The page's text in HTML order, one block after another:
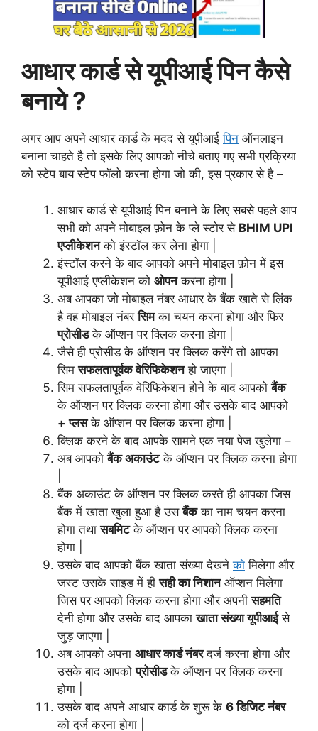
आधार कार्ड से यूपीआई पिन कैसे
बनाये ?
अगर आप अपने आधार कार्ड के मदद से यूपीआईपिन ऑनलाइन
बनाना चाहते है तो इसके लिए आपको नीचे बताए गए सभी प्रक्रिया
को स्टेप बाय स्टेप फॉलो करना होगा जो की, इस प्रकार से है –
आधार कार्ड से यूपीआई पिन बनाने के लिए सबसे पहले आप
सभी को अपने मोबाइल फ़ोन के प्ले स्टोर से BHIM UPI
एप्लीकेशनको इंस्टॉल कर लेना होगा |
इंस्टॉल करने के बाद आपको अपने मोबाइल फ़ोन में इस
यूपीआई एप्लीकेशन को ओपनकरना होगा |
अब आपका जो मोबाइल नंबर आधार के बैंक खाते से लिंक
है वह मोबाइल नंबरसिमका चयन करना होगा और फिर
प्रोसीडके ऑप्शन पर क्लिक करना होगा |
जैसे ही प्रोसीड के ऑप्शन पर क्लिक करेंगे तो आपका
सिमसफलतापूर्वक वेरिफिकेशनहो जाएगा |
सिम सफलतापूर्वक वेरिफिकेशन होने के बाद आपकोबैंक
के ऑप्शन पर क्लिक करना होगा और उसके बाद आपको
+ प्लसके ऑप्शन पर क्लिक करना होगा |
क्लिक करने के बाद आपके सामने एक नया पेज खुलेगा –
अब आपकोबैंक अकाउंटके ऑप्शन पर क्लिक करना होगा
बैंक अकाउंट के ऑप्शन पर क्लिक करते ही आपका जिस
बैंक में खाता खुला हुआ है उसबैंकका नाम चयन करना
होगा तथासबमिटके ऑप्शन पर आपको क्लिक करना
होगा |
उसके बाद आपको बैंक खाता संख्या देखनेको मिलेगा और
जस्ट उसके साइड में हीसही का निशानऑप्शन मिलेगा
जिस पर आपको क्लिक करना होगा और अपनीसहमति
देनी होगा और उसके बाद आपकाखाता संख्यायूपीआईसे
जुड़ जाएगा |
अब आपको अपना आधार कार्ड नंबरदर्ज करना होगा और
उसके बाद आपकोप्रोसीडके ऑप्शन पर क्लिक करना
होगा |
उसके बाद अपने आधार कार्ड के शुरू के 6 डिजिट नंबर
को दर्ज करना होगा |